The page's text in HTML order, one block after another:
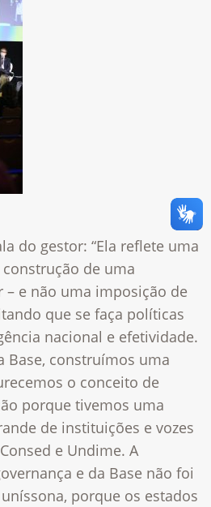
do gestor: “Ela reflete uma
de uma
e não uma imposição de
que se faça políticas
nacional e efetividade.
Base, construímos uma
o conceito de
porque tivemos uma
de instituições e vozes
e Undime. A
e da Base não foi
porque os estados